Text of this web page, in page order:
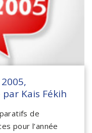
Kais Fékih
de
pour l’année